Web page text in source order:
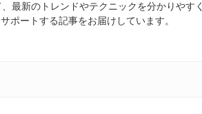
最新のトレンドやテクニックを分かりやすく
ポートする記事をお届けしています。